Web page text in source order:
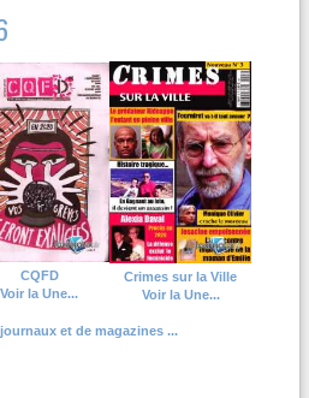
CQFD
Voir la Une...
Crimes sur la Ville
Voir la Une...
et de magazines ...